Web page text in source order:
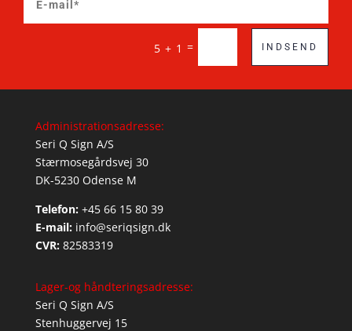
5 + 1 = INDSEND
Administrationsadresse:
Seri Q Sign A/S
Stærmosegårdsvej 30
DK-5230 Odense M
Telefon: +45 66 15 80 39
E-mail: info@seriqsign.dk
CVR: 82583319
Lager-og håndteringsadresse:
Seri Q Sign A/S
Stenhuggervej 15